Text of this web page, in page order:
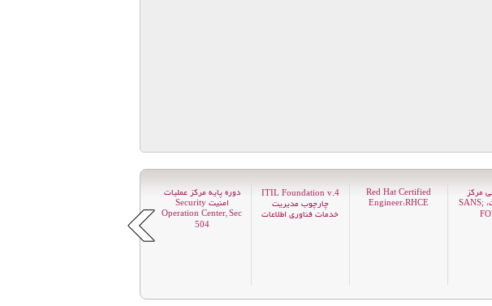
دوره پایه مرکز عملیات
امنیت Security
Operation Center, Sec
504
ITIL Foundation v.4
چارچوب مدیریت
خدمات فناوری اطلاعات
Red Hat Certified
Engineer:RHCE
مرکز
عملیات امنیت، SANS;